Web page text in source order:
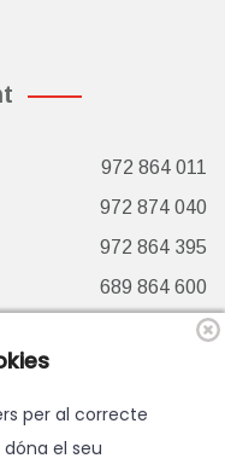
972 864 011
972 874 040
972 864 395
689 864 600
972 87 41 65
per al correcte
el seu